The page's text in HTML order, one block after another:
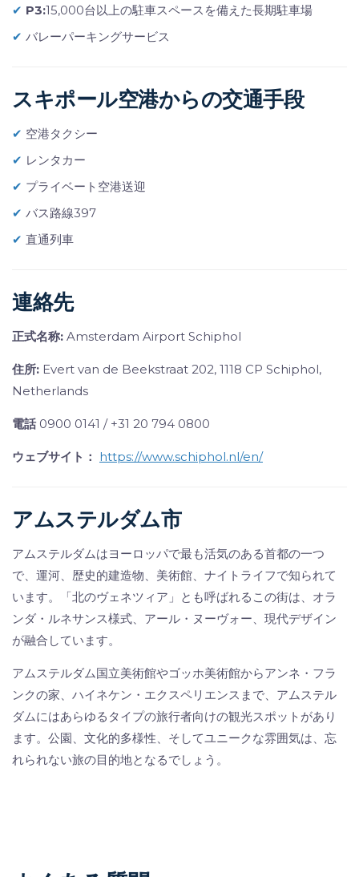
✔ P3:15,000台以上の駐車スペースを備えた長期駐車場
✔ バレーパーキングサービス
スキポール空港からの交通手段
✔ 空港タクシー
✔ レンタカー
✔ プライベート空港送迎
✔ バス路線397
✔ 直通列車
連絡先
正式名称: Amsterdam Airport Schiphol
住所: Evert van de Beekstraat 202, 1118 CP Schiphol,
Netherlands
電話0900 0141 / +31 20 794 0800
ウェブサイト： https://www.schiphol.nl/en/
アムステルダム市
アムステルダムはヨーロッパで最も活気のある首都の一つ
で、運河、歴史的建造物、美術館、ナイトライフで知られて
います。「北のヴェネツィア」とも呼ばれるこの街は、オラ
ンダ・ルネサンス様式、アール・ヌーヴォー、現代デザイン
が融合しています。
アムステルダム国立美術館やゴッホ美術館からアンネ・フラ
ンクの家、ハイネケン・エクスペリエンスまで、アムステル
ダムにはあらゆるタイプの旅行者向けの観光スポットがあり
ます。公園、文化的多様性、そしてユニークな雰囲気は、忘
れられない旅の目的地となるでしょう。